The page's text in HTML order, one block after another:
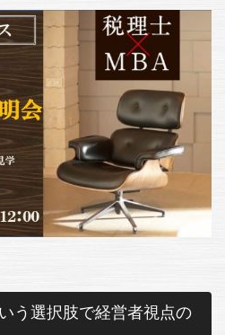
う選択肢で経営者視点の